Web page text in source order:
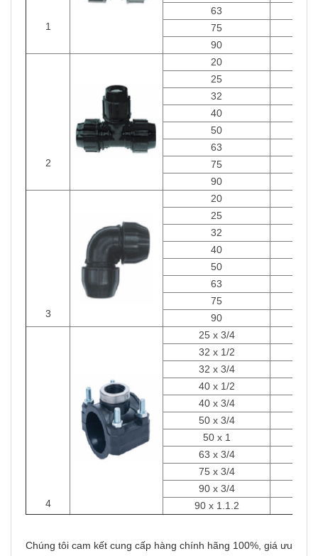
1
63
75
90
2
20
25
32
40
50
63
75
90
3
20
25
32
40
50
63
75
90
4
25 x 3/4
32 x 1/2
32 x 3/4
40 x 1/2
40 x 3/4
50 x 3/4
50 x 1
63 x 3/4
75 x 3/4
90 x 3/4
90 x 1.1.2
Chúng tôi cam kết cung cấp hàng chính hãng 100%, giá ưu